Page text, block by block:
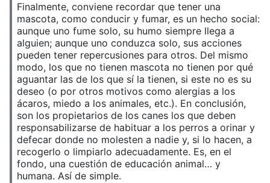
Finalmente, conviene recordar que tener una
mascota, como conducir y fumar, es un hecho social:
aunque uno fume solo, su humo siempre llega a
alguien; aunque uno conduzca solo, sus acciones
pueden tener repercusiones para otros. Del mismo
modo, los que no tienen mascota no tienen por qué
aguantar las de los que sí la tienen, si este no es su
deseo (o por otros motivos como alergias a los
ácaros, miedo a los animales, etc.). En conclusión,
son los propietarios de los canes los que deben
responsabilizarse de habituar a los perros a orinar y
defecar donde no molesten a nadie y, si lo hacen, a
recogerlo o limpiarlo adecuadamente. Es, en el
fondo, una cuestión de educación animal… y
humana. Así de simple.